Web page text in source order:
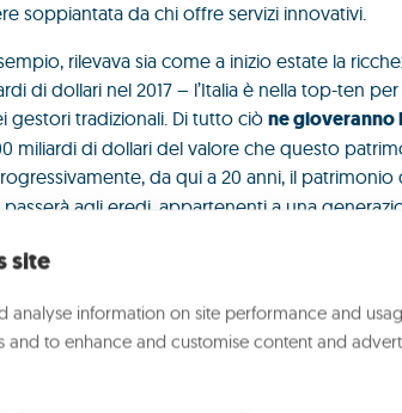
soppiantata da chi offre servizi innovativi.
rilevava sia come a inizio estate la
di dollari nel 2017 – l’Italia è nella top-ten
gestori tradizionali. Di tutto ciòne gioveranno
miliardi di dollari del valore che questo
da qui a 20 anni, il patrimonio
agli eredi, appartenenti a una
inoltre che l’industria dell’asset e wealth
tecnologia, nonostante solo il 60% dei
sottostimano la possibilità di perdere
i wealth manager tradizionali abbiano
site
analyse information on site performance and
to enhance and customise content and